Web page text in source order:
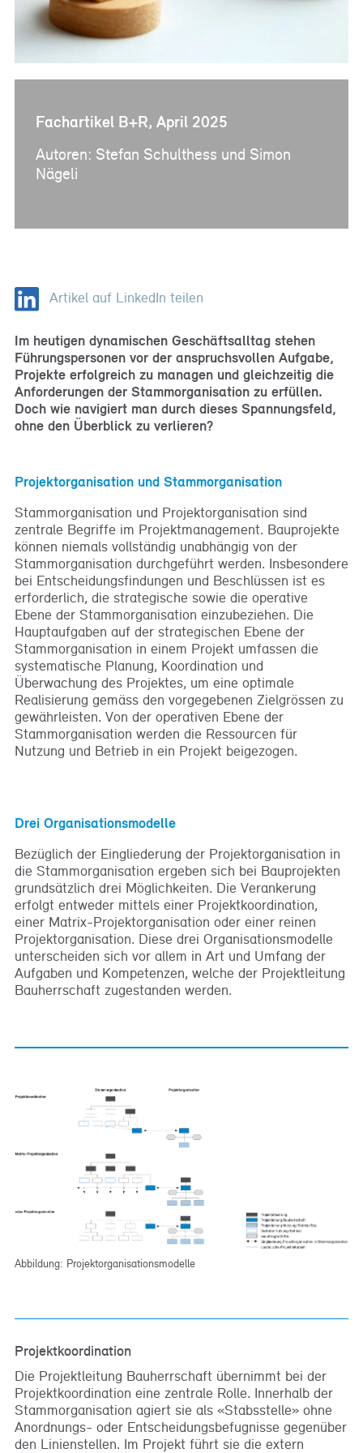
Artikel auf LinkedIn teilen
Im heutigen dynamischen Geschäftsalltag stehen
Führungspersonen vor der anspruchsvollen Aufgabe,
Projekte erfolgreich zu managen und gleichzeitig die
Anforderungen der Stammorganisation zu erfüllen.
Doch wie navigiert man durch dieses Spannungsfeld,
ohne den Überblick zu verlieren?
Projektorganisation und Stammorganisation
Stammorganisation und Projektorganisation sind
zentrale Begriffe im Projektmanagement. Bauprojekte
können niemals vollständig unabhängig von der
Stammorganisation durchgeführt werden. Insbesondere
bei Entscheidungsfindungen und Beschlüssen ist es
erforderlich, die strategische sowie die operative
Ebene der Stammorganisation einzubeziehen. Die
Hauptaufgaben auf der strategischen Ebene der
Stammorganisation in einem Projekt umfassen die
systematische Planung, Koordination und
Überwachung des Projektes, um eine optimale
Realisierung gemäss den vorgegebenen Zielgrössen zu
gewährleisten. Von der operativen Ebene der
Stammorganisation werden die Ressourcen für
Nutzung und Betrieb in ein Projekt beigezogen.
Drei Organisationsmodelle
Bezüglich der Eingliederung der Projektorganisation in
die Stammorganisation ergeben sich bei Bauprojekten
grundsätzlich drei Möglichkeiten. Die Verankerung
erfolgt entweder mittels einer Projektkoordination,
einer Matrix-Projektorganisation oder einer reinen
Projektorganisation. Diese drei Organisationsmodelle
unterscheiden sich vor allem in Art und Umfang der
Aufgaben und Kompetenzen, welche der Projektleitung
Bauherrschaft zugestanden werden.
Abbildung: Projektorganisationsmodelle
Projektkoordination
Die Projektleitung Bauherrschaft übernimmt bei der
Projektkoordination eine zentrale Rolle. Innerhalb der
Stammorganisation agiert sie als «Stabsstelle» ohne
Anordnungs- oder Entscheidungsbefugnisse gegenüber
den Linienstellen. Im Projekt führt sie die extern
Fachartikel B+R, April 2025
Autoren: Stefan Schulthess und Simon
Nägeli